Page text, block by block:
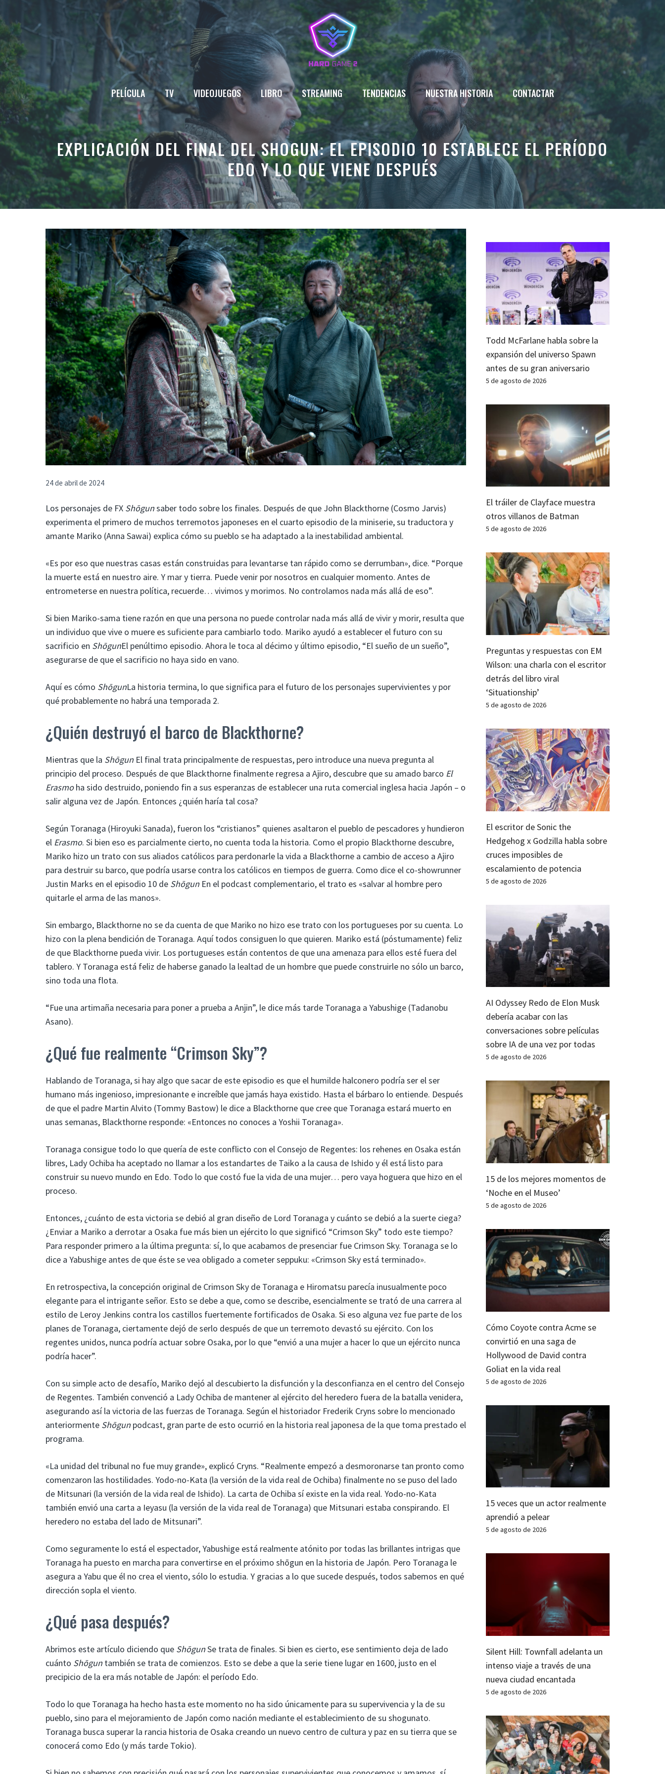
al
contenido
PELÍCULA TV VIDEOJUEGOS LIBRO STREAMING TENDENCIAS NUESTRA HISTORIA CONTACTAR
EXPLICACIÓN DEL FINAL DEL SHOGUN: EL EPISODIO 10 ESTABLECE EL PERÍODO
EDO Y LO QUE VIENE DESPUÉS
24 de abril de 2024
Los personajes de FX Shōgunsaber todo sobre los finales. Después de que John Blackthorne (Cosmo Jarvis)
experimenta el primero de muchos terremotos japoneses en el cuarto episodio de la miniserie, su traductora y
amante Mariko (Anna Sawai) explica cómo su pueblo se ha adaptado a la inestabilidad ambiental.
«Es por eso que nuestras casas están construidas para levantarse tan rápido como se derrumban», dice. “Porque
la muerte está en nuestro aire. Y mar y tierra. Puede venir por nosotros en cualquier momento. Antes de
entrometerse en nuestra política, recuerde… vivimos y morimos. No controlamos nada más allá de eso”.
Si bien Mariko-sama tiene razón en que una persona no puede controlar nada más allá de vivir y morir, resulta que
un individuo que vive o muere es suficiente para cambiarlo todo. Mariko ayudó a establecer el futuro con su
sacrificio en ShōgunEl penúltimo episodio. Ahora le toca al décimo y último episodio, “El sueño de un sueño”,
asegurarse de que el sacrificio no haya sido en vano.
Aquí es cómo ShōgunLa historia termina, lo que significa para el futuro de los personajes supervivientes y por
qué probablemente no habrá una temporada 2.
¿Quién destruyó el barco de Blackthorne?
Mientras que la Shōgun El final trata principalmente de respuestas, pero introduce una nueva pregunta al
principio del proceso. Después de que Blackthorne finalmente regresa a Ajiro, descubre que su amado barco El
Erasmoha sido destruido, poniendo fin a sus esperanzas de establecer una ruta comercial inglesa hacia Japón – o
salir alguna vez de Japón. Entonces ¿quién haría tal cosa?
Según Toranaga (Hiroyuki Sanada), fueron los “cristianos” quienes asaltaron el pueblo de pescadores y hundieron
el Erasmo. Si bien eso es parcialmente cierto, no cuenta toda la historia. Como el propio Blackthorne descubre,
Mariko hizo un trato con sus aliados católicos para perdonarle la vida a Blackthorne a cambio de acceso a Ajiro
para destruir su barco, que podría usarse contra los católicos en tiempos de guerra. Como dice el co-showrunner
Justin Marks en el episodio 10 de Shōgun En el podcast complementario, el trato es «salvar al hombre pero
quitarle el arma de las manos».
Sin embargo, Blackthorne no se da cuenta de que Mariko no hizo ese trato con los portugueses por su cuenta. Lo
hizo con la plena bendición de Toranaga. Aquí todos consiguen lo que quieren. Mariko está (póstumamente) feliz
de que Blackthorne pueda vivir. Los portugueses están contentos de que una amenaza para ellos esté fuera del
tablero. Y Toranaga está feliz de haberse ganado la lealtad de un hombre que puede construirle no sólo un barco,
sino toda una flota.
“Fue una artimaña necesaria para poner a prueba a Anjin”, le dice más tarde Toranaga a Yabushige (Tadanobu
Asano).
¿Qué fue realmente “Crimson Sky”?
Hablando de Toranaga, si hay algo que sacar de este episodio es que el humilde halconero podría ser el ser
humano más ingenioso, impresionante e increíble que jamás haya existido. Hasta el bárbaro lo entiende. Después
de que el padre Martin Alvito (Tommy Bastow) le dice a Blackthorne que cree que Toranaga estará muerto en
unas semanas, Blackthorne responde: «Entonces no conoces a Yoshii Toranaga».
Toranaga consigue todo lo que quería de este conflicto con el Consejo de Regentes: los rehenes en Osaka están
libres, Lady Ochiba ha aceptado no llamar a los estandartes de Taiko a la causa de Ishido y él está listo para
construir su nuevo mundo en Edo. Todo lo que costó fue la vida de una mujer… pero vaya hoguera que hizo en el
proceso.
Entonces, ¿cuánto de esta victoria se debió al gran diseño de Lord Toranaga y cuánto se debió a la suerte ciega?
¿Enviar a Mariko a derrotar a Osaka fue más bien un ejército lo que significó “Crimson Sky” todo este tiempo?
Para responder primero a la última pregunta: sí, lo que acabamos de presenciar fue Crimson Sky. Toranaga se lo
dice a Yabushige antes de que éste se vea obligado a cometer seppuku: «Crimson Sky está terminado».
En retrospectiva, la concepción original de Crimson Sky de Toranaga e Hiromatsu parecía inusualmente poco
elegante para el intrigante señor. Esto se debe a que, como se describe, esencialmente se trató de una carrera al
estilo de Leroy Jenkins contra los castillos fuertemente fortificados de Osaka. Si eso alguna vez fue parte de los
planes de Toranaga, ciertamente dejó de serlo después de que un terremoto devastó su ejército. Con los
regentes unidos, nunca podría actuar sobre Osaka, por lo que “envió a una mujer a hacer lo que un ejército nunca
podría hacer”.
Con su simple acto de desafío, Mariko dejó al descubierto la disfunción y la desconfianza en el centro del Consejo
de Regentes. También convenció a Lady Ochiba de mantener al ejército del heredero fuera de la batalla venidera,
asegurando así la victoria de las fuerzas de Toranaga. Según el historiador Frederik Cryns sobre lo mencionado
anteriormente Shōgun podcast, gran parte de esto ocurrió en la historia real japonesa de la que toma prestado el
programa.
«La unidad del tribunal no fue muy grande», explicó Cryns. “Realmente empezó a desmoronarse tan pronto como
comenzaron las hostilidades. Yodo-no-Kata (la versión de la vida real de Ochiba) finalmente no se puso del lado
de Mitsunari (la versión de la vida real de Ishido). La carta de Ochiba sí existe en la vida real. Yodo-no-Kata
también envió una carta a Ieyasu (la versión de la vida real de Toranaga) que Mitsunari estaba conspirando. El
heredero no estaba del lado de Mitsunari”.
Como seguramente lo está el espectador, Yabushige está realmente atónito por todas las brillantes intrigas que
Toranaga ha puesto en marcha para convertirse en el próximo shōgun en la historia de Japón. Pero Toranaga le
asegura a Yabu que él no crea el viento, sólo lo estudia. Y gracias a lo que sucede después, todos sabemos en qué
dirección sopla el viento.
¿Qué pasa después?
Abrimos este artículo diciendo que ShōgunSe trata de finales. Si bien es cierto, ese sentimiento deja de lado
cuánto Shōgun también se trata de comienzos. Esto se debe a que la serie tiene lugar en 1600, justo en el
precipicio de la era más notable de Japón: el período Edo.
Todo lo que Toranaga ha hecho hasta este momento no ha sido únicamente para su supervivencia y la de su
pueblo, sino para el mejoramiento de Japón como nación mediante el establecimiento de su shogunato.
Toranaga busca superar la rancia historia de Osaka creando un nuevo centro de cultura y paz en su tierra que se
conocerá como Edo (y más tarde Tokio).
Todd McFarlane habla sobre la
expansión del universo Spawn
antes de su gran aniversario
5 de agosto de 2026
El tráiler de Clayface muestra
otros villanos de Batman
5 de agosto de 2026
Preguntas y respuestas con EM
Wilson: una charla con el escritor
detrás del libro viral
‘Situationship’
5 de agosto de 2026
El escritor de Sonic the
Hedgehog x Godzilla habla sobre
cruces imposibles de
escalamiento de potencia
5 de agosto de 2026
AI Odyssey Redo de Elon Musk
debería acabar con las
conversaciones sobre películas
sobre IA de una vez por todas
5 de agosto de 2026
15 de los mejores momentos de
‘Noche en el Museo’
5 de agosto de 2026
Cómo Coyote contra Acme se
convirtió en una saga de
Hollywood de David contra
Goliat en la vida real
5 de agosto de 2026
15 veces que un actor realmente
aprendió a pelear
5 de agosto de 2026
Silent Hill: Townfall adelanta un
intenso viaje a través de una
nueva ciudad encantada
5 de agosto de 2026